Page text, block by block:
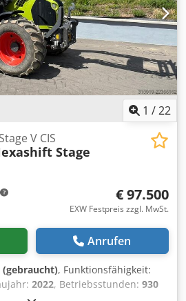
1 /22
V CIS
Stage
€ 97.500
EXW Festpreis zzgl. MwSt.
Anrufen
, Funktionsfähigkeit:
2022, Betriebsstunden: 930